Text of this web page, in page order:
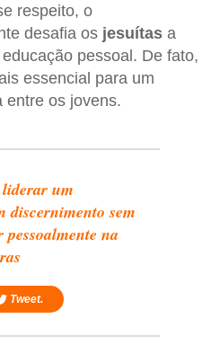
respeito, o
desafia os jesuítas a
pessoal. De fato,
essencial para um
entre os jovens.
um
discernimento sem
na
Tweet.